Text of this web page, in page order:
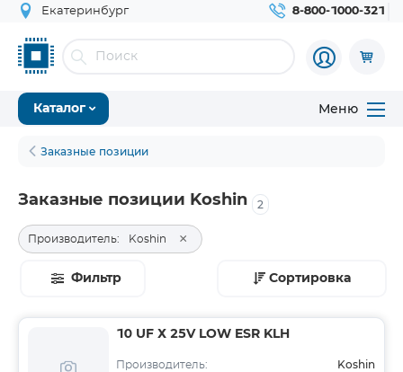
Екатеринбург 8-800-1000-321
Каталог Меню
Заказные позиции
Заказные позиции Koshin 2
Производитель: Koshin ×
Фильтр Сортировка
10 UF Х 25V LOW ESR KLH
Производитель: Koshin